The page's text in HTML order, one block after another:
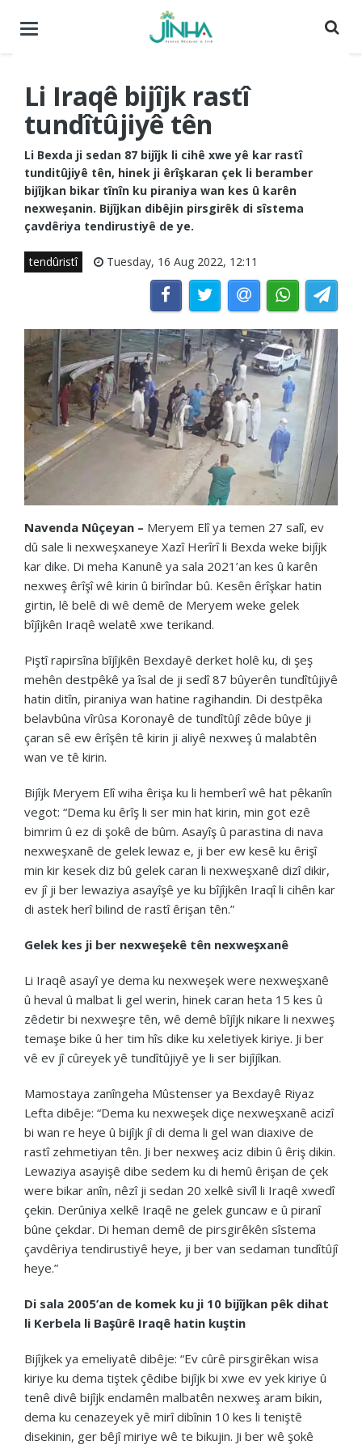
Menuyê
Li Iraqê bijîjk rastî
tundîtûjiyê tên
Li Bexda ji sedan 87 bijîjk li cihê xwe yê kar rastî
tunditûjiyê tên, hinek ji êrîşkaran çek li beramber
bijîjkan bikar tînîn ku piraniya wan kes û karên
nexweşanin. Bijîjkan dibêjin pirsgirêk di sîstema
çavdêriya tendirustiyê de ye.
tendûristî Tuesday, 16 Aug 2022, 12:11
Navenda Nûçeyan – Meryem Elî ya temen 27 salî, ev
dû sale li nexweşxaneye Xazî Herîrî li Bexda weke bijîjk
kar dike. Di meha Kanunê ya sala 2021’an kes û karên
nexweş êrîşî wê kirin û birîndar bû. Kesên êrîşkar hatin
girtin, lê belê di wê demê de Meryem weke gelek
bîjîjkên Iraqê welatê xwe terikand.
Piştî rapirsîna bîjîjkên Bexdayê derket holê ku, di şeş
mehên destpêkê ya îsal de ji sedî 87 bûyerên tundîtûjiyê
hatin ditîn, piraniya wan hatine ragihandin. Di destpêka
belavbûna vîrûsa Koronayê de tundîtûjî zêde bûye ji
çaran sê ew êrîşên tê kirin ji aliyê nexweş û malabtên
wan ve tê kirin.
Bijîjk Meryem Elî wiha êrişa ku li hemberî wê hat pêkanîn
vegot: “Dema ku êrîş li ser min hat kirin, min got ezê
bimrim û ez di şokê de bûm. Asayîş û parastina di nava
nexweşxanê de gelek lewaz e, ji ber ew kesê ku êrişî
min kir kesek diz bû gelek caran li nexweşxanê dizî dikir,
ev jî ji ber lewaziya asayîşê ye ku bîjîjkên Iraqî li cihên kar
di astek herî bilind de rastî êrişan tên.”
Gelek kes ji ber nexweşekê tên nexweşxanê
Li Iraqê asayî ye dema ku nexweşek were nexweşxanê
û heval û malbat li gel werin, hinek caran heta 15 kes û
zêdetir bi nexweşre tên, wê demê bîjîjk nikare li nexweş
temaşe bike û her tim hîs dike ku xeletiyek kiriye. Ji ber
vê ev jî cûreyek yê tundîtûjiyê ye li ser bijîjîkan.
Mamostaya zanîngeha Mûstenser ya Bexdayê Riyaz
Lefta dibêje: “Dema ku nexweşek diçe nexweşxanê acizî
bi wan re heye û bijîjk jî di dema li gel wan diaxive de
rastî zehmetiyan tên. Ji ber nexweş aciz dibin û êriş dikin.
Lewaziya asayişê dibe sedem ku di hemû êrişan de çek
were bikar anîn, nêzî ji sedan 20 xelkê sivîl li Iraqê xwedî
çekin. Derûniya xelkê Iraqê ne gelek guncaw e û piranî
bûne çekdar. Di heman demê de pirsgirêkên sîstema
çavdêriya tendirustiyê heye, ji ber van sedaman tundîtûjî
heye.”
Di sala 2005’an de komek ku ji 10 bijîjkan pêk dihat
li Kerbela li Başûrê Iraqê hatin kuştin
Bijîjkek ya emeliyatê dibêje: “Ev cûrê pirsgirêkan wisa
kiriye ku dema tiştek çêdibe bijîjk bi xwe ev yek kiriye û
tenê divê bijîjk endamên malbatên nexweş aram bikin,
dema ku cenazeyek yê mirî dibînin 10 kes li teniştê
disekinin, ger bêjî miriye wê te bikujin. Ji ber wê şokê